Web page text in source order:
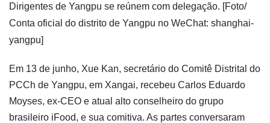
Dirigentes de Yangpu se reúnem com delegação. [Foto/
Conta oficial do distrito de Yangpu no WeChat: shanghai-
yangpu]
Em 13 de junho, Xue Kan, secretário do Comitê Distrital do
PCCh de Yangpu, em Xangai, recebeu Carlos Eduardo
Moyses, ex-CEO e atual alto conselheiro do grupo
brasileiro iFood, e sua comitiva. As partes conversaram